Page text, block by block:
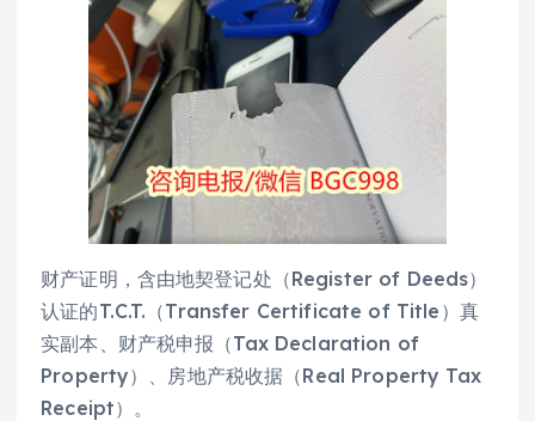
财产证明，含由地契登记处（Register of Deeds）
认证的T.C.T.（Transfer Certificate of Title）真
实副本、财产税申报（Tax Declaration of
Property）、房地产税收据（Real Property Tax
Receipt）。